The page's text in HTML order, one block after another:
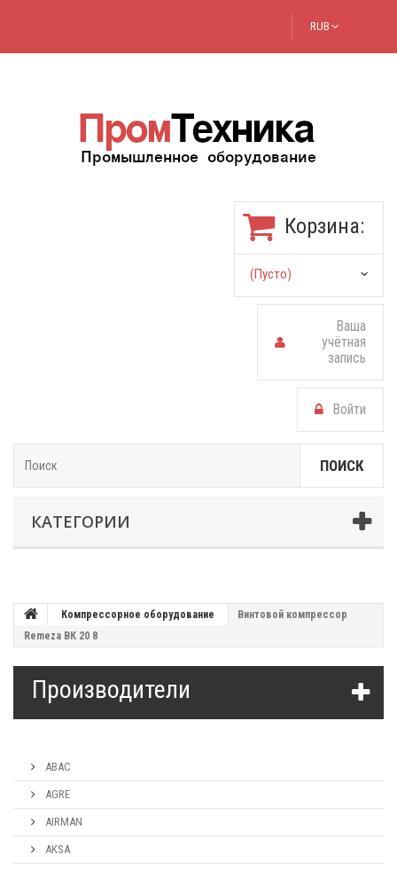
RUB
Корзина:
(пусто)
Ваша
учётная
запись
Войти
ПОИСК
КАТЕГОРИИ
Компрессорное оборудование
Винтовой компрессор
Remeza ВК 20 8
Производители
ABAC
AGRE
AIRMAN
AKSA